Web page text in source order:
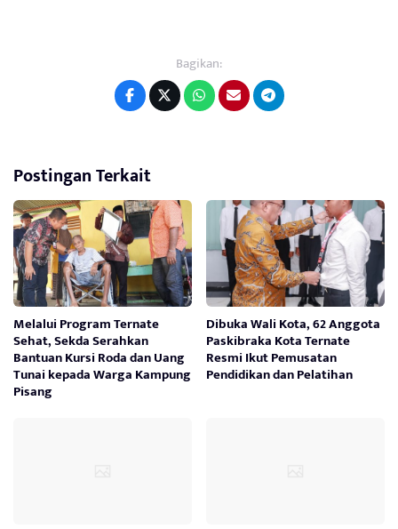
Bagikan:
Postingan Terkait
Melalui Program Ternate
Sehat, Sekda Serahkan
Bantuan Kursi Roda dan Uang
Tunai kepada Warga Kampung
Pisang
Dibuka Wali Kota, 62 Anggota
Paskibraka Kota Ternate
Resmi Ikut Pemusatan
Pendidikan dan Pelatihan